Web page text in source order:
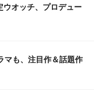
ウオッチ、プロデュー
マも、注目作＆話題作